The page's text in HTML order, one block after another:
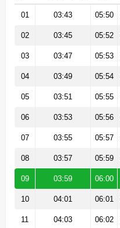
01 03:43 05:50
02 03:45 05:52
03 03:47 05:53
04 03:49 05:54
05 03:51 05:55
06 03:53 05:56
07 03:55 05:57
08 03:57 05:59
09 03:59 06:00
10 04:01 06:01
11 04:03 06:02